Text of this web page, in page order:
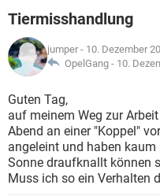
Tiermisshandlung
jumper - 10. Dezember
OpelGang - 10.
Guten Tag,
auf meinem Weg zur
Abend an einer "Koppel"
angeleint und haben
Sonne draufknallt können
Muss ich so ein Verhalten